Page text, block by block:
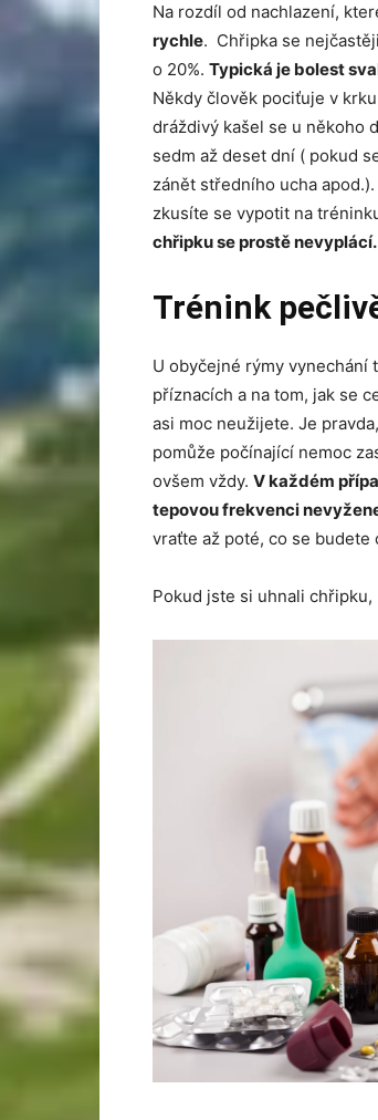
Na rozdíl od nachlazení,
rychle. Chřipka se
o 20%. Typická je bolest
Někdy člověk pociťuje v
dráždivý kašel se u někoho
sedm až deset dní ( pokud
zánět středního ucha
zkusíte se vypotit na
chřipku se prostě nevyplácí.
Trénink
U obyčejné rýmy vynechání
příznacích a na tom, jak se
asi moc neužijete. Je
pomůže počínající nemoc
ovšem vždy. V každém
tepovou frekvenci
vraťte až poté, co se budete
Pokud jste si uhnali